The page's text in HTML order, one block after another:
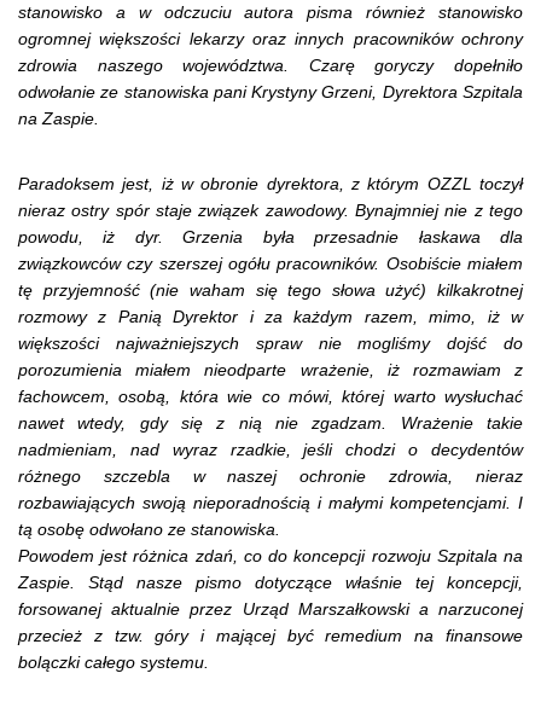
stanowisko a w odczuciu autora pisma również stanowisko
ogromnej większości lekarzy oraz innych pracowników ochrony
zdrowia naszego województwa. Czarę goryczy dopełniło
odwołanie ze stanowiska pani Krystyny Grzeni, Dyrektora Szpitala
na Zaspie.
Paradoksem jest, iż w obronie dyrektora, z którym OZZL toczył
nieraz ostry spór staje związek zawodowy. Bynajmniej nie z tego
powodu, iż dyr. Grzenia była przesadnie łaskawa dla
związkowców czy szerszej ogółu pracowników. Osobiście miałem
tę przyjemność (nie waham się tego słowa użyć) kilkakrotnej
rozmowy z Panią Dyrektor i za każdym razem, mimo, iż w
większości najważniejszych spraw nie mogliśmy dojść do
porozumienia miałem nieodparte wrażenie, iż rozmawiam z
fachowcem, osobą, która wie co mówi, której warto wysłuchać
nawet wtedy, gdy się z nią nie zgadzam. Wrażenie takie
nadmieniam, nad wyraz rzadkie, jeśli chodzi o decydentów
różnego szczebla w naszej ochronie zdrowia, nieraz
rozbawiających swoją nieporadnością i małymi kompetencjami. I
tą osobę odwołano ze stanowiska.
Powodem jest różnica zdań, co do koncepcji rozwoju Szpitala na
Zaspie. Stąd nasze pismo dotyczące właśnie tej koncepcji,
forsowanej aktualnie przez Urząd Marszałkowski a narzuconej
przecież z tzw. góry i mającej być remedium na finansowe
bolączki całego systemu.